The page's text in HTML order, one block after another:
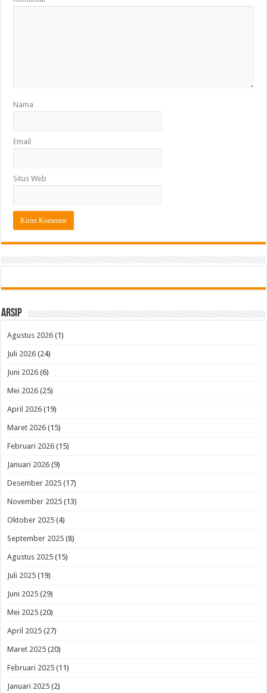
Nama
Email
Situs Web
Arsip
Agustus 2026 (1)
Juli 2026 (24)
Juni 2026 (6)
Mei 2026 (25)
April 2026 (19)
Maret 2026 (15)
Februari 2026 (15)
Januari 2026 (9)
Desember 2025 (17)
November 2025 (13)
Oktober 2025 (4)
September 2025 (8)
Agustus 2025 (15)
Juli 2025 (19)
Juni 2025 (29)
Mei 2025 (20)
April 2025 (27)
Maret 2025 (20)
Februari 2025 (11)
Januari 2025 (2)